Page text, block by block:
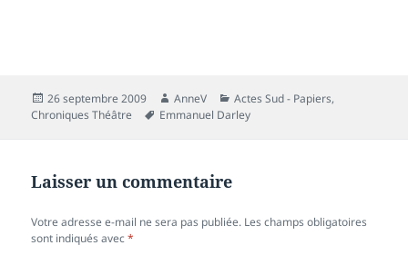
Publié
le
26 septembre 2009 Auteur
AnneV Catégories
Actes Sud - Papiers,
Chroniques Théâtre
Mots-
Emmanuel Darley
Laisser un commentaire
Votre adresse e-mail ne sera pas publiée. Les champs obligatoires
sont indiqués avec*